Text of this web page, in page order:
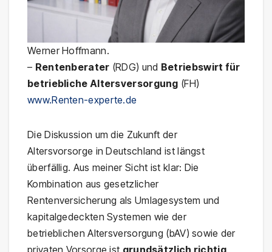
Werner Hoffmann.
– Rentenberater (RDG) und Betriebswirt für
betriebliche Altersversorgung (FH)
www.Renten-experte.de
Die Diskussion um die Zukunft der
Altersvorsorge in Deutschland ist längst
überfällig. Aus meiner Sicht ist klar: Die
Kombination aus gesetzlicher
Rentenversicherung als Umlagesystem und
kapitalgedeckten Systemen wie der
betrieblichen Altersversorgung (bAV) sowie der
privaten Vorsorge ist grundsätzlich richtig